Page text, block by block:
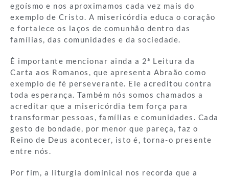
egoísmo e nos aproximamos cada vez mais do
exemplo de Cristo. A misericórdia educa o coração
e fortalece os laços de comunhão dentro das
famílias, das comunidades e da sociedade.
É importante mencionar ainda a 2ª Leitura da
Carta aos Romanos, que apresenta Abraão como
exemplo de fé perseverante. Ele acreditou contra
toda esperança. Também nós somos chamados a
acreditar que a misericórdia tem força para
transformar pessoas, famílias e comunidades. Cada
gesto de bondade, por menor que pareça, faz o
Reino de Deus acontecer, isto é, torna-o presente
entre nós.
Por fim, a liturgia dominical nos recorda que a